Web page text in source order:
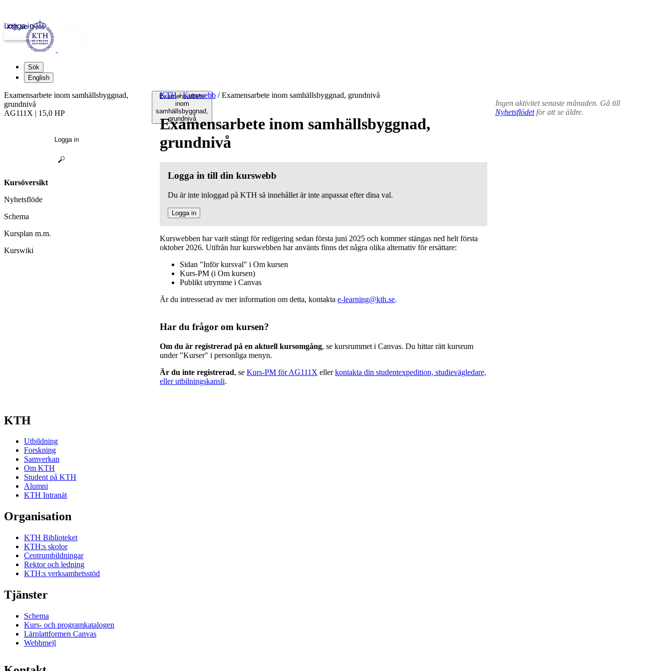
kth.se
Logga in
Sök
English
Examensarbete
inom
samhällsbyggnad,
grundnivå
KTH / Kurswebb /Examensarbete inom samhällsbyggnad, grundnivå
Examensarbete inom samhällsbyggnad,
grundnivå
Logga in till din kurswebb
Du är inte inloggad på KTH så innehållet är inte anpassat efter dina val.
Logga in
Kurswebben har varit stängt för redigering sedan första juni 2025 och kommer stängas ned helt första
oktober 2026. Utifrån hur kurswebben har använts finns det några olika alternativ för ersättare:
Sidan "Inför kursval" i Om kursen
Kurs-PM (i Om kursen)
Publikt utrymme i Canvas
Är du intresserad av mer information om detta, kontakta e-learning@kth.se.
Har du frågor om kursen?
Om du är registrerad på en aktuell kursomgång, se kursrummet i Canvas. Du hittar rätt kursrum
under "Kurser" i personliga menyn.
Är du inte registrerad, se Kurs-PM för AG111X ellerkontakta din studentexpedition, studievägledare,
eller utbilningskansli.
Ingen aktivitet senaste månaden. Gå till
Nyhetsflödetför att se äldre.
Examensarbete inom samhällsbyggnad,
grundnivå
AG111X | 15,0 HP
Logga in
Kursöversikt
Nyhetsflöde
Schema
Kursplan m.m.
Kurswiki
KTH
Utbildning
Forskning
Samverkan
Om KTH
Student på KTH
Alumni
KTH Intranät
Organisation
KTH Biblioteket
KTH:s skolor
Centrumbildningar
Rektor och ledning
KTH:s verksamhetsstöd
Tjänster
Schema
Kurs- och programkatalogen
Lärplattformen Canvas
Webbmejl